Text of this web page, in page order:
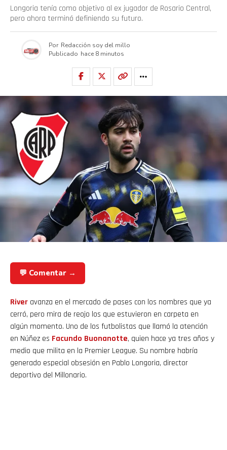
Longoria tenía como objetivo al ex jugador de Rosario Central,
pero ahora terminó definiendo su futuro.
Por Redacción soy del millo
Publicado hace 8 minutos
💬 Comentar →
River avanza en el mercado de pases con los nombres que ya
cerró, pero mira de reojo los que estuvieron en carpeta en
algún momento. Uno de los futbolistas que llamó la atención
en Núñez es Facundo Buonanotte, quien hace ya tres años y
medio que milita en la Premier League. Su nombre habría
generado especial obsesión en Pablo Longoria, director
deportivo del Millonario.